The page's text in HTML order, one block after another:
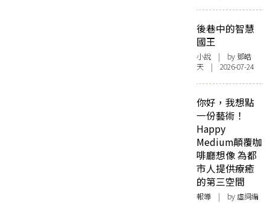
後巷中的智慧
國王
小說 | by 鄧皓
天 | 2026-07-24
你好，我想點
一份藝術！
Happy
Medium顛覆咖
啡廳想像 為都
市人提供療癒
的第三空間
報導 | by 虛詞編